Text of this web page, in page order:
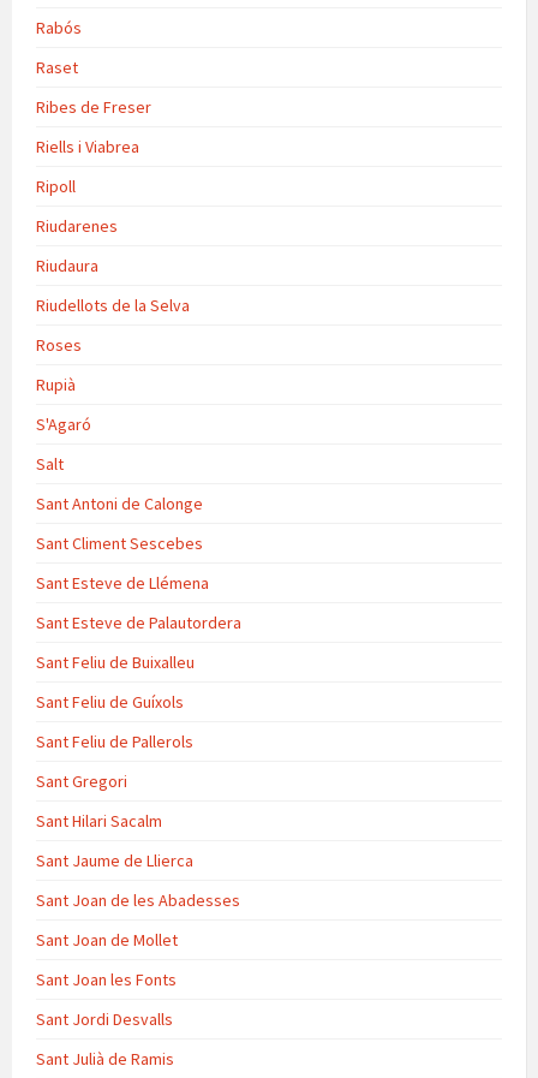
Rabós
Raset
Ribes de Freser
Riells i Viabrea
Ripoll
Riudarenes
Riudaura
Riudellots de la Selva
Roses
Rupià
S'Agaró
Salt
Sant Antoni de Calonge
Sant Climent Sescebes
Sant Esteve de Llémena
Sant Esteve de Palautordera
Sant Feliu de Buixalleu
Sant Feliu de Guíxols
Sant Feliu de Pallerols
Sant Gregori
Sant Hilari Sacalm
Sant Jaume de Llierca
Sant Joan de les Abadesses
Sant Joan de Mollet
Sant Joan les Fonts
Sant Jordi Desvalls
Sant Julià de Ramis